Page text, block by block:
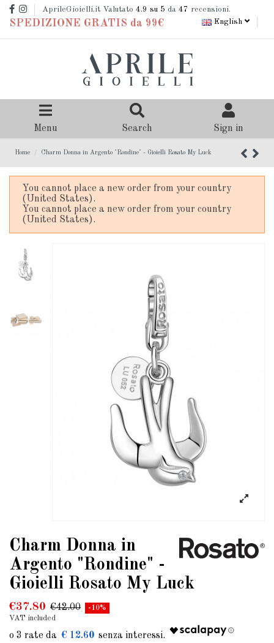
AprileGioielli.it Valutato 4.9 su 5 da 47 recensioni.
SPEDIZIONE GRATIS da 99€ English
Menu Search Sign in
Home Charm Donna in Argento "Rondine" - Gioielli Rosato My Luck
You cannot place a new order from your country
(United States).
You cannot place a new order from your country
(United States).
Charm Donna in
Argento "Rondine" -
Gioielli Rosato My Luck
€37.80 €42.00 -10%
VAT included
€ 12.60